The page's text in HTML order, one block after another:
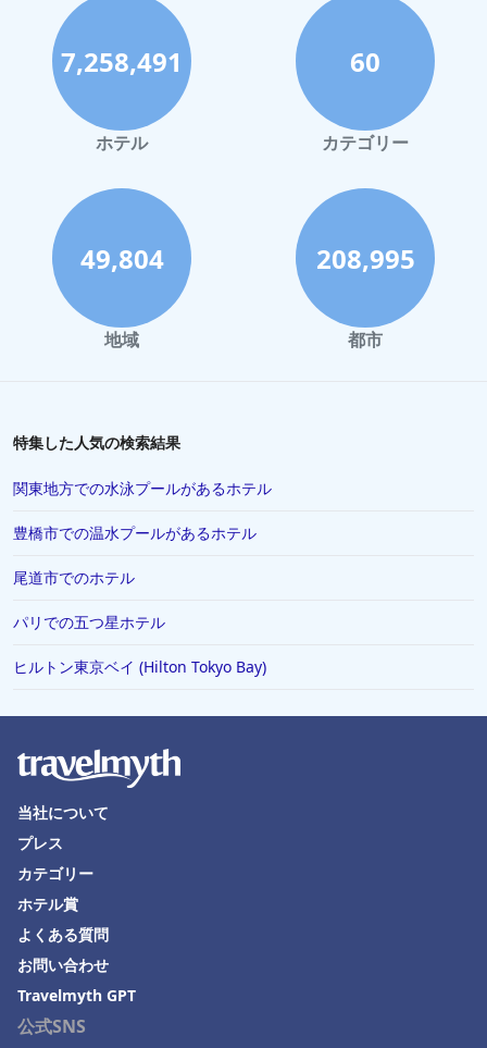
宮古島でのホテル
函館市でのホテル
ハワイイでのホテル
鎌倉市でのホテル
長崎市でのホテル
奄美市でのホテル
小豆島町でのホテル
千葉市でのホテル
川越市でのホテル
香川県でのホテル
浦安市でのホテル
シンガポールでのホテル
北見市でのホテル
島根県でのホテル
西宮市でのホテル
山梨県でのホテル
Kujukuriでのホテル
関西地方でのホテル
西伊豆町でのホテル
沖縄市でのホテル
7,258,491
ホテル
60
カテゴリー
49,804
地域
208,995
都市
特集した人気の検索結果
関東地方での水泳プールがあるホテル
豊橋市での温水プールがあるホテル
尾道市でのホテル
パリでの五つ星ホテル
ヒルトン東京ベイ (Hilton Tokyo Bay)
公式SNS
当社について
プレス
カテゴリー
ホテル賞
よくある質問
お問い合わせ
Travelmyth GPT